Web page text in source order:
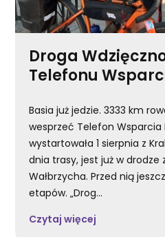
Droga
Telefonu
Basia już jedzie. 3333 km
wesprzeć Telefon Wsparcia
wystartowała 1 sierpnia z
dnia trasy, jest już w drodze
Wałbrzycha. Przed nią
etapów. „Drog...
Czytaj więcej